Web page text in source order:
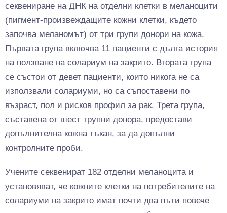
секвениране на ДНК на отделни клетки в меланоцити
(пигмент-произвеждащите кожни клетки, където
започва меланомът) от три групи донори на кожа.
Първата група включва 11 пациенти с дълга история
на ползване на солариум на закрито. Втората група
се състои от девет пациенти, които никога не са
използвали солариуми, но са съпоставени по
възраст, пол и рисков профил за рак. Трета група,
съставена от шест трупни донора, предостави
допълнителна кожна тъкан, за да допълни
контролните проби.
Учените секвенират 182 отделни меланоцита и
установяват, че кожните клетки на потребителите на
солариуми на закрито имат почти два пъти повече